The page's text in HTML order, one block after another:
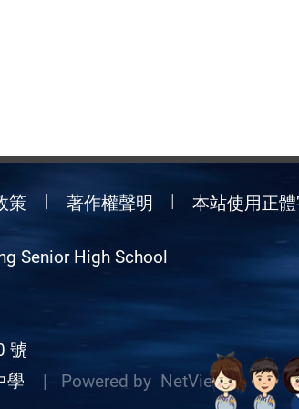
策 著作權聲明 本站使用正
Senior High School
號
學 | Powered by NetView